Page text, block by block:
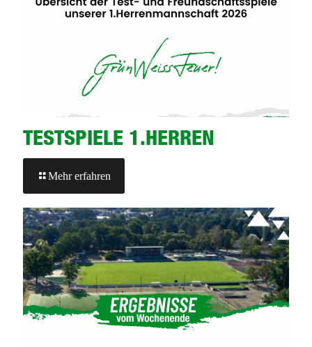
TESTSPIELE 1.HERREN
Mehr erfahren